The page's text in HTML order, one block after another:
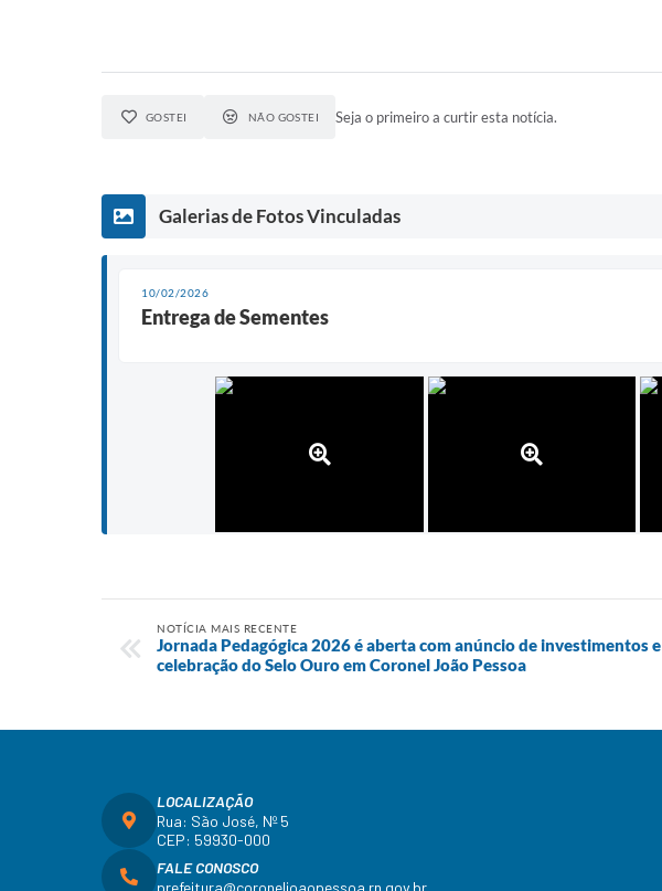
GOSTEI NÃO GOSTEI Seja o primeiro a curtir esta notícia.
Galerias de Fotos Vinculadas
10/02/2026
Entrega de Sementes
NOTÍCIA MAIS RECENTE
Jornada Pedagógica 2026 é aberta com anúncio de investimentos e
celebração do Selo Ouro em Coronel João Pessoa
LOCALIZAÇÃO
Rua: São José, Nº 5
CEP: 59930-000
FALE CONOSCO